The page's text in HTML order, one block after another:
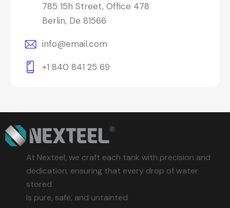
785 15h Street, Office 478
Berlin, De 81566
info@email.com
+1 840 841 25 69
At Nexteel, we craft each tank with precision and
dedication, ensuring that every drop of water
stored
is pure, safe, and untainted